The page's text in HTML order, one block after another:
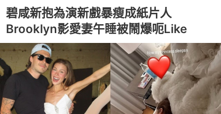
碧咸新抱為演新戲暴瘦成紙片人
Brooklyn影愛妻午睡被鬧爆呃Like